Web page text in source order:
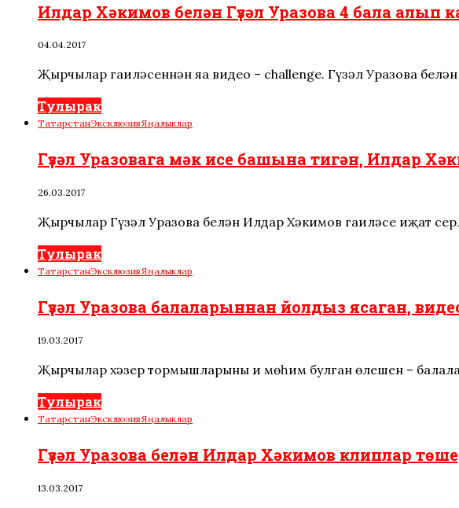
Илдар Хәкимов белән Гүзәл Уразова 4 бала алып
04.04.2017
Җырчылар гаиләсеннән яңа видео – challenge. Гүзәл Уразова
Тулырак
ТатарстанЭксклюзивЯңалыклар
Гүзәл Уразовага мәк исе башына тигән, Илдар
26.03.2017
Җырчылар Гүзәл Уразова белән Илдар Хәкимов гаиләсе иҗат
Тулырак
ТатарстанЭксклюзивЯңалыклар
Гүзәл Уразова балаларыннан йолдыз ясаган,
19.03.2017
Җырчылар хәзер тормышларының иң мөһим булган өлешен –
Тулырак
ТатарстанЭксклюзивЯңалыклар
Гүзәл Уразова белән Илдар Хәкимов клиплар
13.03.2017